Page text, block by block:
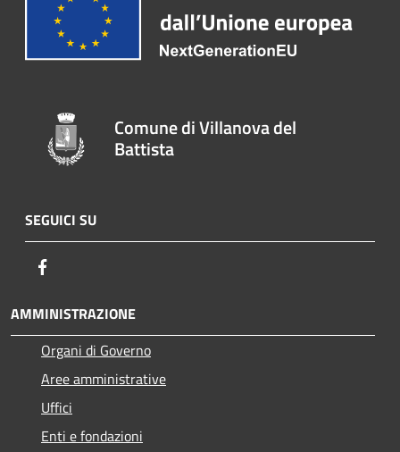
Comune di Villanova del
Battista
SEGUICI SU
AMMINISTRAZIONE
Organi di Governo
Aree amministrative
Uffici
Enti e fondazioni